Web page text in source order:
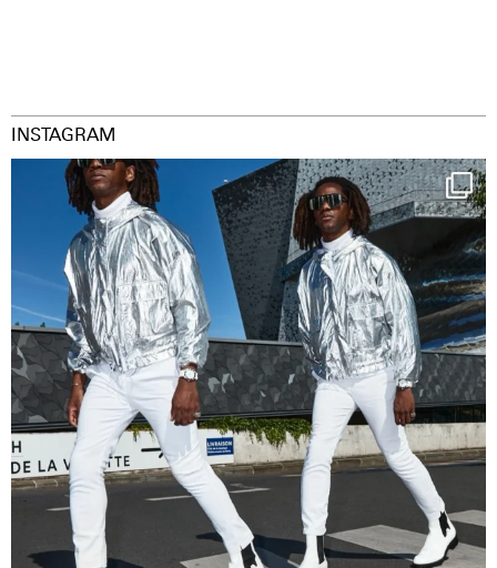
INSTAGRAM
Happy Streetparade everybody
Music in...
36
2